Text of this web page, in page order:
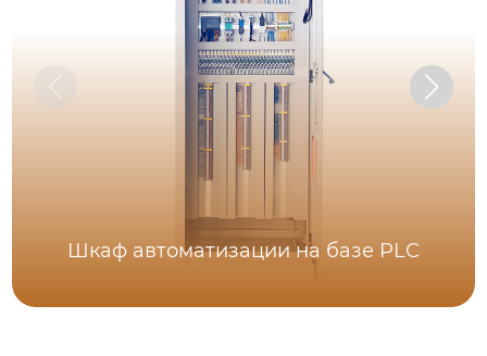
Шкаф автоматизации на базе PLC